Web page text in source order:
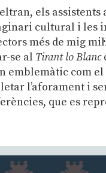
els
cultural i les
més de mig
se al Tirant lo Blanc
com el
l’aforament i
que es